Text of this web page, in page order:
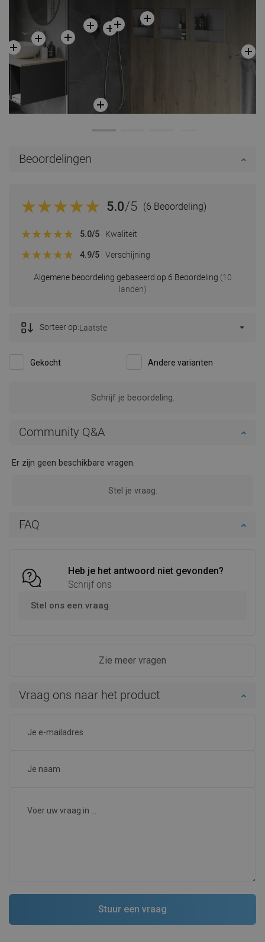
FAQ
Heb je het antwoord niet gevonden?
Schrijf ons
Stel ons een vraag
Zie meer vragen
Beoordelingen
5.0/5 (6 Beoordeling)
Algemene beoordeling gebaseerd op 6 Beoordeling (10
landen)
5.0/5 Kwaliteit
4.9/5 Verschijning
Gekocht Andere varianten
Sorteer op:Laatste
Schrijf je beoordeling.
Community Q&A
Er zijn geen beschikbare vragen.
Stel je vraag.
Vraag ons naar het product